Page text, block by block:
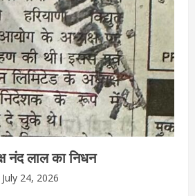
नंद लाल का निधन
July 24, 2026